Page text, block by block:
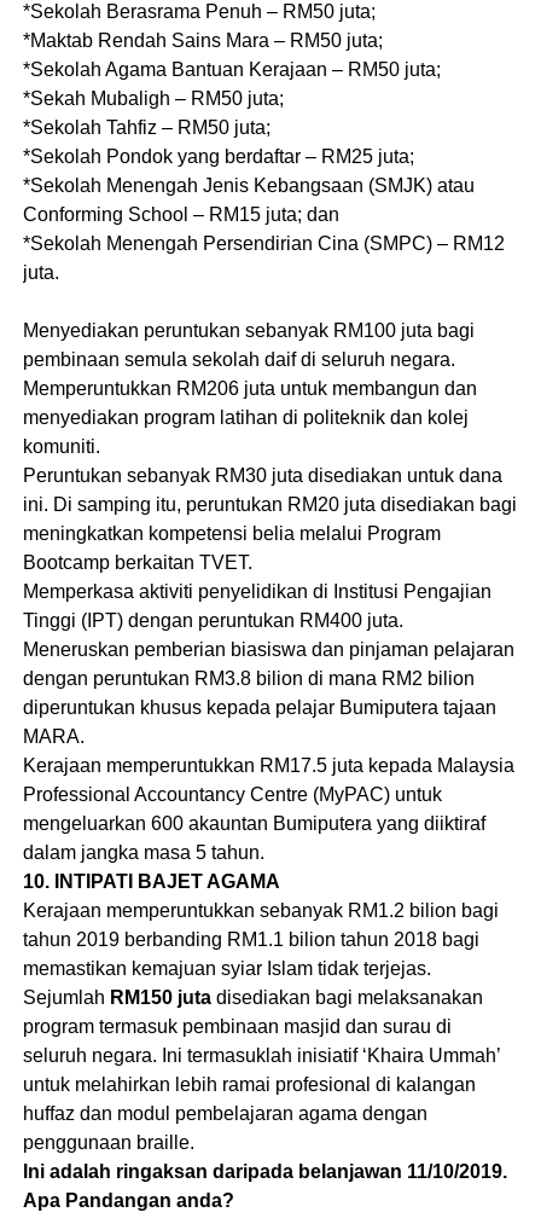
*Sekolah Berasrama Penuh – RM50 juta;
*Maktab Rendah Sains Mara – RM50 juta;
*Sekolah Agama Bantuan Kerajaan – RM50 juta;
*Sekah Mubaligh – RM50 juta;
*Sekolah Tahfiz – RM50 juta;
*Sekolah Pondok yang berdaftar – RM25 juta;
*Sekolah Menengah Jenis Kebangsaan (SMJK) atau
Conforming School – RM15 juta; dan
*Sekolah Menengah Persendirian Cina (SMPC) – RM12
juta.
Menyediakan peruntukan sebanyak RM100 juta bagi
pembinaan semula sekolah daif di seluruh negara.
Memperuntukkan RM206 juta untuk membangun dan
menyediakan program latihan di politeknik dan kolej
komuniti.
Peruntukan sebanyak RM30 juta disediakan untuk dana
ini. Di samping itu, peruntukan RM20 juta disediakan bagi
meningkatkan kompetensi belia melalui Program
Bootcamp berkaitan TVET.
Memperkasa aktiviti penyelidikan di Institusi Pengajian
Tinggi (IPT) dengan peruntukan RM400 juta.
Meneruskan pemberian biasiswa dan pinjaman pelajaran
dengan peruntukan RM3.8 bilion di mana RM2 bilion
diperuntukan khusus kepada pelajar Bumiputera tajaan
MARA.
Kerajaan memperuntukkan RM17.5 juta kepada Malaysia
Professional Accountancy Centre (MyPAC) untuk
mengeluarkan 600 akauntan Bumiputera yang diiktiraf
dalam jangka masa 5 tahun.
10. INTIPATI BAJET AGAMA
Kerajaan memperuntukkan sebanyak RM1.2 bilion bagi
tahun 2019 berbanding RM1.1 bilion tahun 2018 bagi
memastikan kemajuan syiar Islam tidak terjejas.
Sejumlah RM150 jutadisediakan bagi melaksanakan
program termasuk pembinaan masjid dan surau di
seluruh negara. Ini termasuklah inisiatif ‘Khaira Ummah’
untuk melahirkan lebih ramai profesional di kalangan
huffaz dan modul pembelajaran agama dengan
penggunaan braille.
Ini adalah ringaksan daripada belanjawan 11/10/2019.
Apa Pandangan anda?